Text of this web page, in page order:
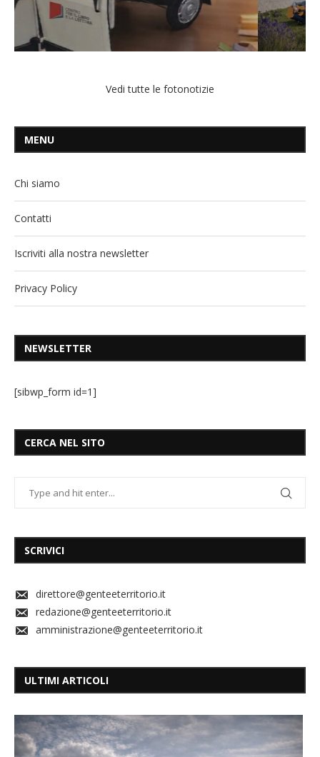
Vedi tutte le fotonotizie
MENU
Chi siamo
Contatti
Iscriviti alla nostra newsletter
Privacy Policy
NEWSLETTER
[sibwp_form id=1]
CERCA NEL SITO
SCRIVICI
direttore@genteeterritorio.it
redazione@genteeterritorio.it
amministrazione@genteeterritorio.it
ULTIMI ARTICOLI